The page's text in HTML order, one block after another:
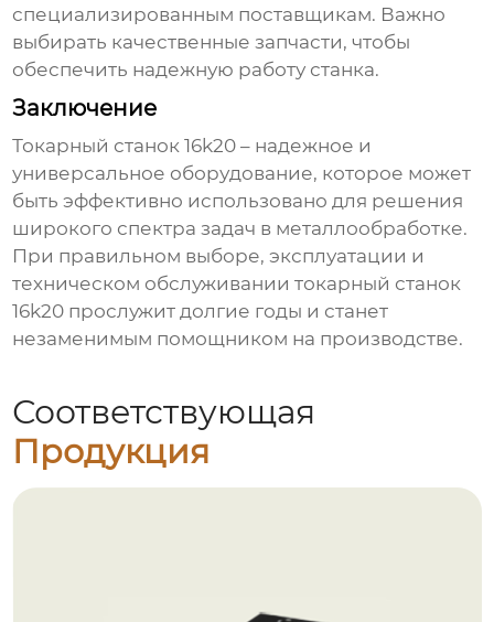
специализированным поставщикам. Важно
выбирать качественные запчасти, чтобы
обеспечить надежную работу станка.
Заключение
Токарный станок 16k20 – надежное и
универсальное оборудование, которое может
быть эффективно использовано для решения
широкого спектра задач в металлообработке.
При правильном выборе, эксплуатации и
техническом обслуживаниитокарный станок
16k20 прослужит долгие годы и станет
незаменимым помощником на производстве.
Соответствующая
Продукция